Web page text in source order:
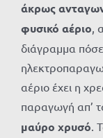
άκρως
φυσικό αέριο,
διάγραμμα
αέριο έχει η
παραγωγή απ’
μαύρο χρυσό.